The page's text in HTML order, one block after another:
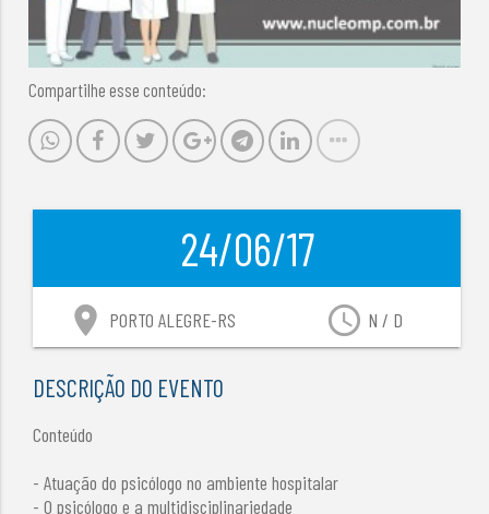
Compartilhe esse conteúdo:
24/06/17
access_time N / D
location_on PORTO ALEGRE-RS
DESCRIÇÃO DO EVENTO
Conteúdo
- Atuação do psicólogo no ambiente hospitalar
- O psicólogo e a multidisciplinariedade